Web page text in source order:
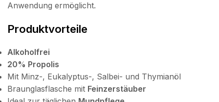
Anwendung ermöglicht.
Produktvorteile
Alkoholfrei
20% Propolis
Mit Minz-, Eukalyptus-, Salbei- und Thymianöl
Braunglasflasche mit Feinzerstäuber